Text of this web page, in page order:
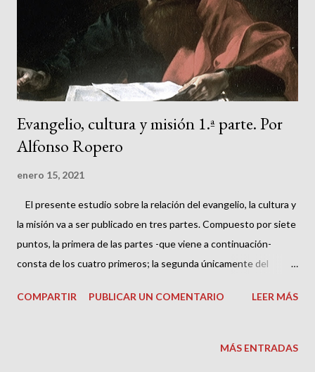
Evangelio, cultura y misión 1.ª parte. Por
Alfonso Ropero
enero 15, 2021
El presente estudio sobre la relación del evangelio, la cultura y
la misión va a ser publicado en tres partes. Compuesto por siete
puntos, la primera de las partes -que viene a continuación-
consta de los cuatro primeros; la segunda únicamente del
continuación el índice general: 1. Actualidad de Pablo 2.
Comisión: Universalidad geográfica, étnica y cultural 4.
COMPARTIR PUBLICAR UN COMENTARIO LEER MÁS
MÁS ENTRADAS